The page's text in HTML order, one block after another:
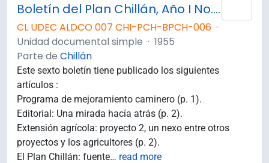
Boletín del Plan Chillán, Año I No.6 Noviembre - Diciembre 1955.
CL UDEC ALDCO 007 CHI-PCH-BPCH-006 ·
Unidad documental simple · 1955
Parte de Chillán
Este sexto boletín tiene publicado los siguientes
artículos :
Programa de mejoramiento caminero (p. 1).
Editorial: Una mirada hacía atrás (p. 2).
Extensión agrícola: proyecto 2, un nexo entre otros
proyectos y los agricultores (p. 2).
El Plan Chillán: fuente… read more